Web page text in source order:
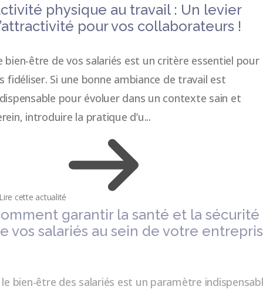
physique au travail : Un levier
pour vos collaborateurs !
bien-être de vos salariés est un critère essentiel pour
fidéliser. Si une bonne ambiance de travail est
pour évoluer dans un contexte sain et
introduire la pratique d’u...
cette actualité
garantir la santé et la sécurité
vos salariés au sein de votre
le bien-être des salariés est un paramètre